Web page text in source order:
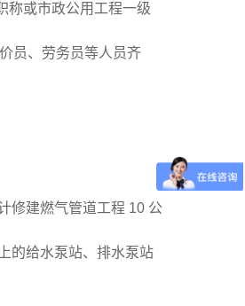
称或市政公用工程一级
员、劳务员等人员齐
修建燃气管道工程 10 公
的给水泵站、排水泵站